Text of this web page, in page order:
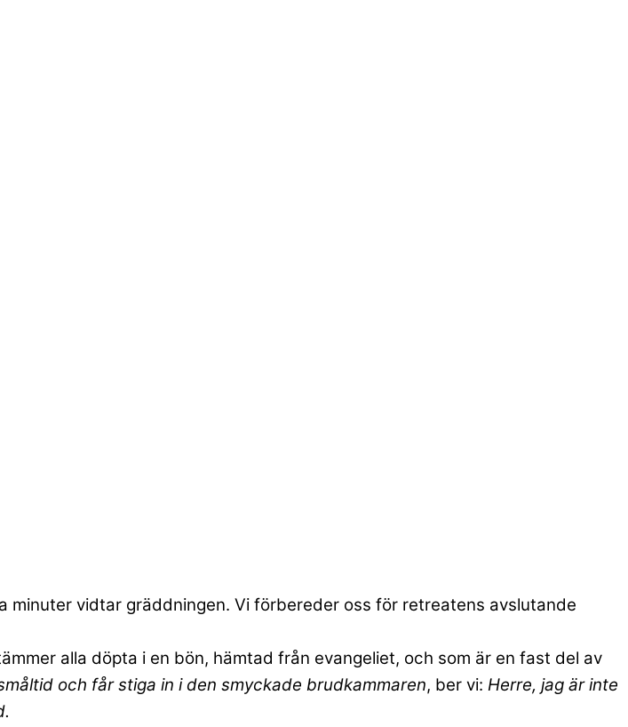
minuter vidtar gräddningen. Vi förbereder oss för retreatens avslutande
alla döpta i en bön, hämtad från evangeliet, och som är en fast del av
och får stiga in i den smyckade brudkammaren, ber vi: Herre, jag är inte